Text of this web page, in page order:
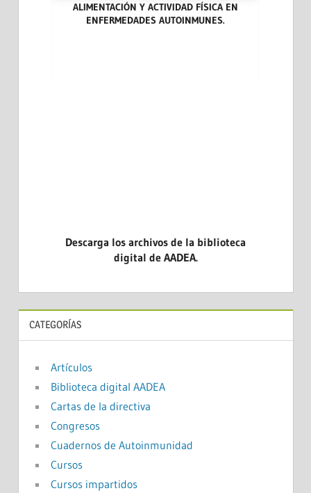
ALIMENTACIÓN Y ACTIVIDAD FÍSICA EN
ENFERMEDADES AUTOINMUNES.
Descarga los archivos de la biblioteca
digital de AADEA.
CATEGORÍAS
Artículos
Biblioteca digital AADEA
Cartas de la directiva
Congresos
Cuadernos de Autoinmunidad
Cursos
Cursos impartidos